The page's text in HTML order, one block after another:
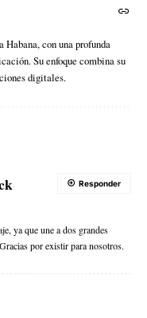
con una profunda
Su enfoque combina su
digitales.
ya que une a dos grandes
por existir para nosotros.
Responder